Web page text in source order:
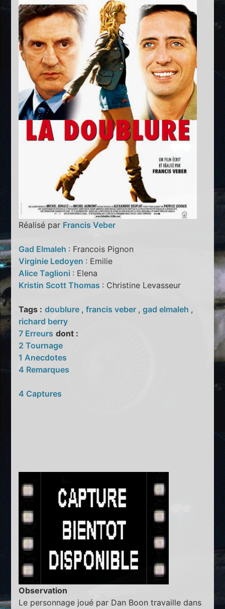
Réalisé par Francis Veber
Gad Elmaleh : Francois Pignon
Virginie Ledoyen : Emilie
Alice Taglioni : Elena
Kristin Scott Thomas : Christine Levasseur
Tags : doublure ,francis veber ,gad elmaleh ,
richard berry
7 Erreurs dont :
2 Tournage
1 Anecdotes
4 Remarques
4 Captures
Observation
Le personnage joué par Dan Boon travaille dans